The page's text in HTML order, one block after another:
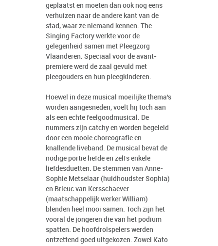
geplaatst en moeten dan ook nog eens
verhuizen naar de andere kant van de
stad, waar ze niemand kennen. The
Singing Factory werkte voor de
gelegenheid samen met Pleegzorg
Vlaanderen. Speciaal voor de avant-
premiere werd de zaal gevuld met
pleegouders en hun pleegkinderen.
Hoewel in deze musical moeilijke thema's
worden aangesneden, voelt hij toch aan
als een echte feelgoodmusical. De
nummers zijn catchy en worden begeleid
door een mooie choreografie en
knallende liveband. De musical bevat de
nodige portie liefde en zelfs enkele
liefdesduetten. De stemmen van Anne-
Sophie Metselaar (huidhoudster Sophia)
en Brieuc van Kersschaever
(maatschappelijk werker William)
blenden heel mooi samen. Toch zijn het
vooral de jongeren die van het podium
spatten. De hoofdrolspelers werden
ontzettend goed uitgekozen. Zowel Kato